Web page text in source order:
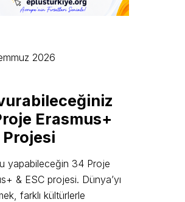
2026
Erasmus+
Projesi
yapabileceğin 34 Proje
& ESC projesi. Dünya’yı
farklı kültürlerle